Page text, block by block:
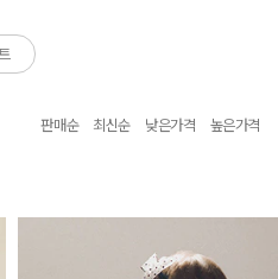
판매순 최신순 낮은가격 높은가격